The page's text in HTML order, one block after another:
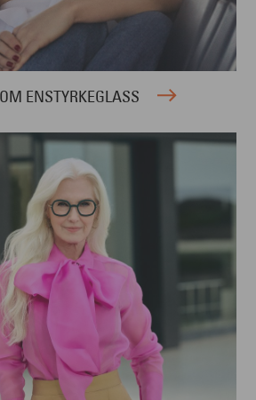
ENSTYRKEGLASS